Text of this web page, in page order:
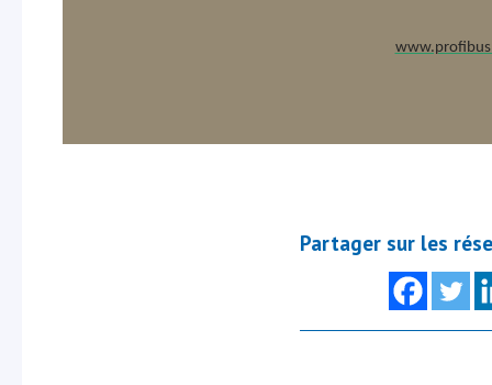
Partager sur les